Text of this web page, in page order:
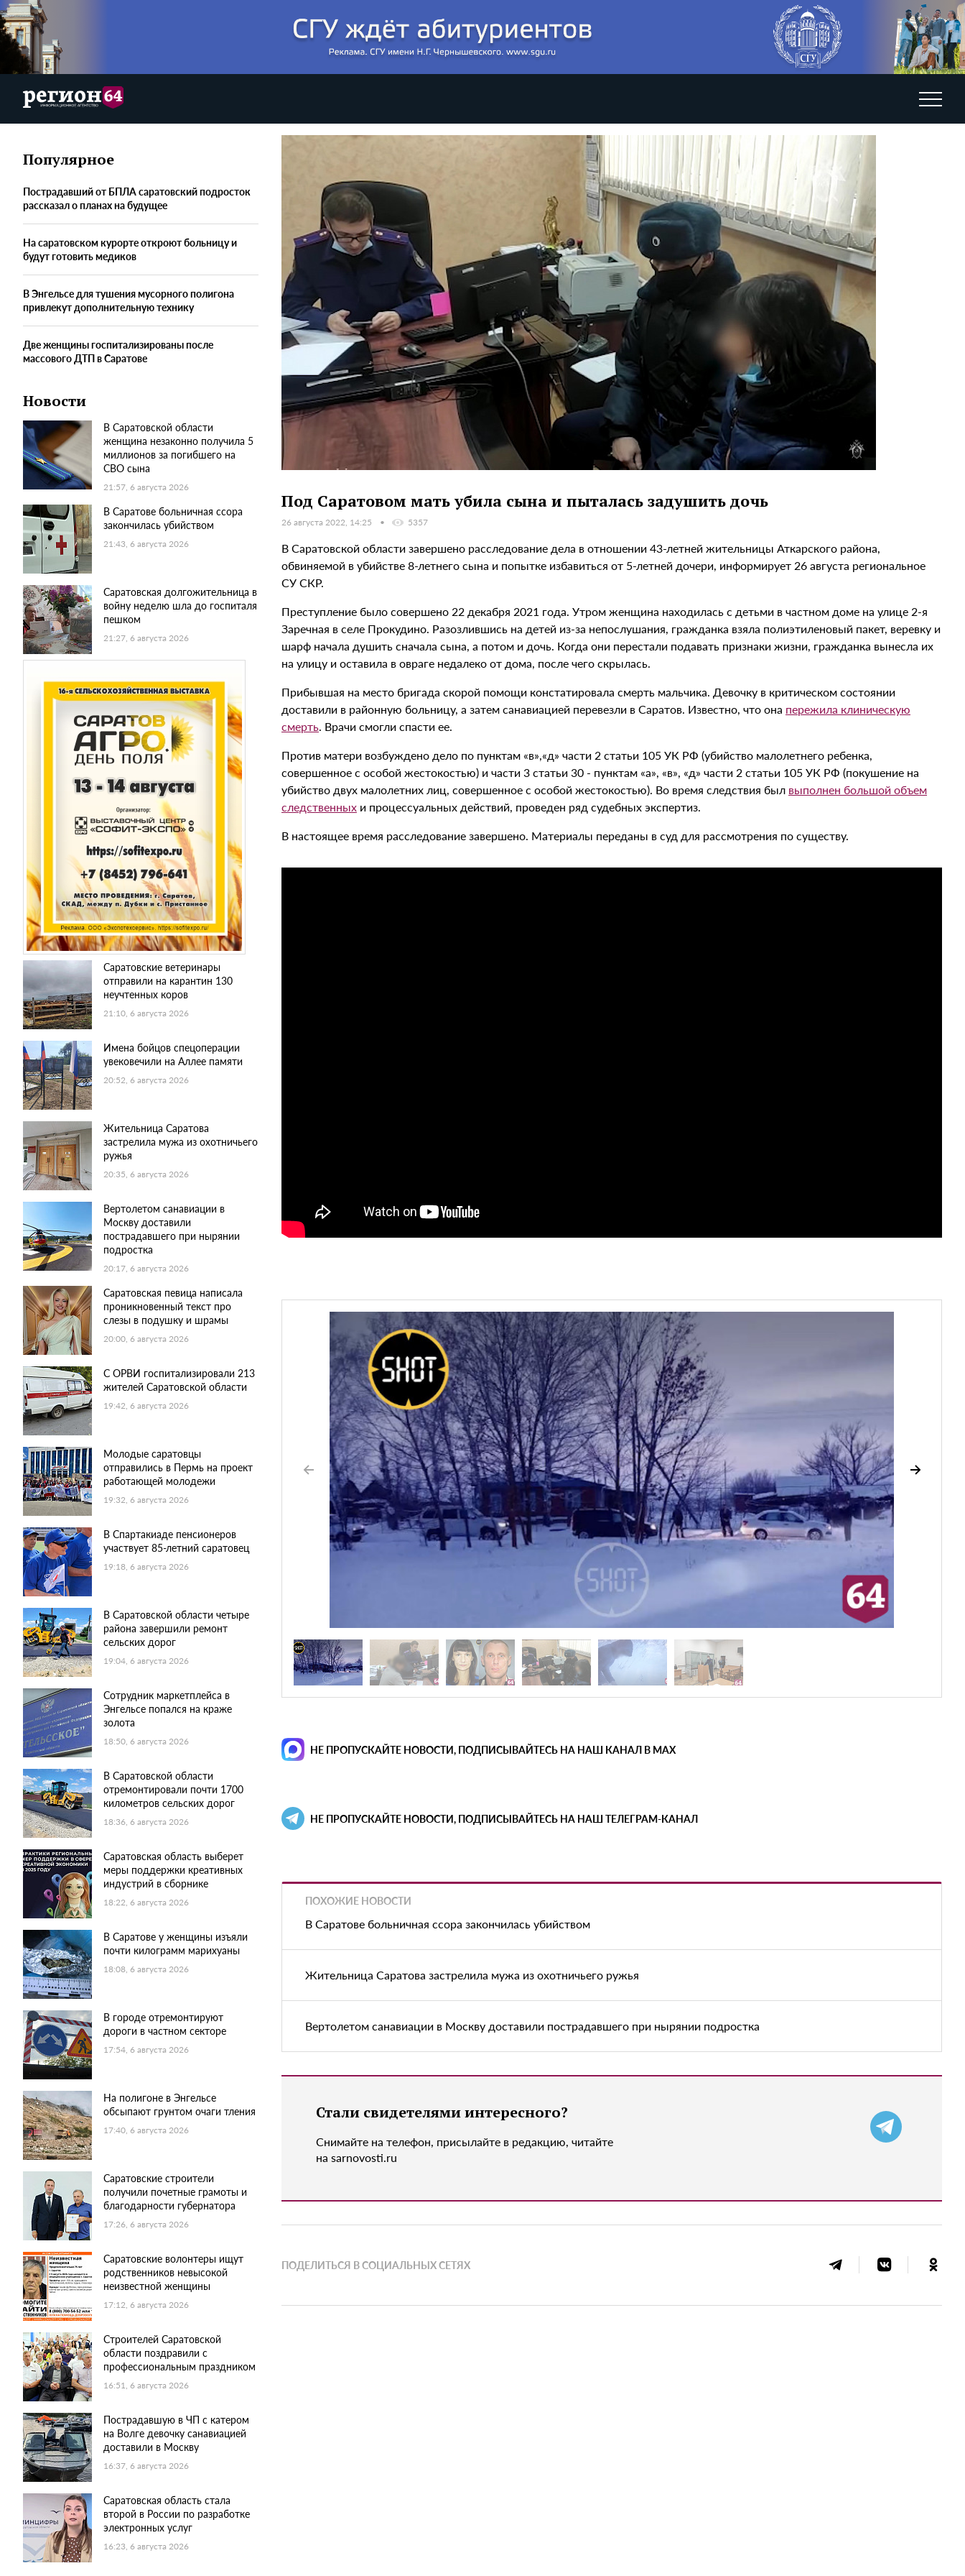
Популярное
Пострадавший от БПЛА саратовский подросток
рассказал о планах на будущее
На саратовском курорте откроют больницу и
будут готовить медиков
В Энгельсе для тушения мусорного полигона
привлекут дополнительную технику
Две женщины госпитализированы после
массового ДТП в Саратове
Новости
В Саратовской области
женщина незаконно получила 5
миллионов за погибшего на
СВО сына
21:57, 6 августа 2026
В Саратове больничная ссора
закончилась убийством
21:43, 6 августа 2026
Саратовская долгожительница в
войну неделю шла до госпиталя
пешком
21:27, 6 августа 2026
Саратовские ветеринары
отправили на карантин 130
неучтенных коров
21:10, 6 августа 2026
Имена бойцов спецоперации
увековечили на Аллее памяти
20:52, 6 августа 2026
Жительница Саратова
застрелила мужа из охотничьего
ружья
20:35, 6 августа 2026
Вертолетом санавиации в
Москву доставили
пострадавшего при нырянии
подростка
20:17, 6 августа 2026
Саратовская певица написала
проникновенный текст про
слезы в подушку и шрамы
20:00, 6 августа 2026
С ОРВИ госпитализировали 213
жителей Саратовской области
19:42, 6 августа 2026
Молодые саратовцы
отправились в Пермь на проект
работающей молодежи
19:32, 6 августа 2026
В Спартакиаде пенсионеров
участвует 85-летний саратовец
19:18, 6 августа 2026
В Саратовской области четыре
района завершили ремонт
сельских дорог
19:04, 6 августа 2026
Сотрудник маркетплейса в
Энгельсе попался на краже
золота
18:50, 6 августа 2026
В Саратовской области
отремонтировали почти 1700
километров сельских дорог
18:36, 6 августа 2026
Саратовская область выберет
меры поддержки креативных
индустрий в сборнике
18:22, 6 августа 2026
В Саратове у женщины изъяли
почти килограмм марихуаны
18:08, 6 августа 2026
В городе отремонтируют
дороги в частном секторе
17:54, 6 августа 2026
На полигоне в Энгельсе
обсыпают грунтом очаги тления
17:40, 6 августа 2026
Саратовские строители
получили почетные грамоты и
благодарности губернатора
17:26, 6 августа 2026
Саратовские волонтеры ищут
родственников невысокой
неизвестной женщины
17:12, 6 августа 2026
Строителей Саратовской
области поздравили с
профессиональным праздником
16:51, 6 августа 2026
Пострадавшую в ЧП с катером
на Волге девочку санавиацией
доставили в Москву
16:37, 6 августа 2026
Саратовская область стала
второй в России по разработке
электронных услуг
16:23, 6 августа 2026
Под Саратовом мать убила сына и пыталась задушить дочь
26 августа 2022, 14:25 5357
В Саратовской области завершено расследование дела в отношении 43-летней жительницы Аткарского района,
обвиняемой в убийстве 8-летнего сына и попытке избавиться от 5-летней дочери, информирует 26 августа региональное
СУ СКР.
Преступление было совершено 22 декабря 2021 года. Утром женщина находилась с детьми в частном доме на улице 2-я
Заречная в селе Прокудино. Разозлившись на детей из-за непослушания, гражданка взяла полиэтиленовый пакет, веревку и
шарф начала душить сначала сына, а потом и дочь. Когда они перестали подавать признаки жизни, гражданка вынесла их
на улицу и оставила в овраге недалеко от дома, после чего скрылась.
Прибывшая на место бригада скорой помощи констатировала смерть мальчика. Девочку в критическом состоянии
доставили в районную больницу, а затем санавиацией перевезли в Саратов. Известно, что она пережила клиническую
смерть. Врачи смогли спасти ее.
Против матери возбуждено дело по пунктам «в»,«д» части 2 статьи 105 УК РФ (убийство малолетнего ребенка,
совершенное с особой жестокостью) и части 3 статьи 30 - пунктам «а», «в», «д» части 2 статьи 105 УК РФ (покушение на
убийство двух малолетних лиц, совершенное с особой жестокостью). Во время следствия был выполнен большой объем
следственных и процессуальных действий, проведен ряд судебных экспертиз.
В настоящее время расследование завершено. Материалы переданы в суд для рассмотрения по существу.
НЕ ПРОПУСКАЙТЕ НОВОСТИ, ПОДПИСЫВАЙТЕСЬ НА НАШ КАНАЛ В MAX
НЕ ПРОПУСКАЙТЕ НОВОСТИ, ПОДПИСЫВАЙТЕСЬ НА НАШ ТЕЛЕГРАМ-КАНАЛ
ПОХОЖИЕ НОВОСТИ
В Саратове больничная ссора закончилась убийством
Жительница Саратова застрелила мужа из охотничьего ружья
Вертолетом санавиации в Москву доставили пострадавшего при нырянии подростка
Стали свидетелями интересного?
Снимайте на телефон, присылайте в редакцию, читайте
на sarnovosti.ru
ПОДЕЛИТЬСЯ В СОЦИАЛЬНЫХ СЕТЯХ